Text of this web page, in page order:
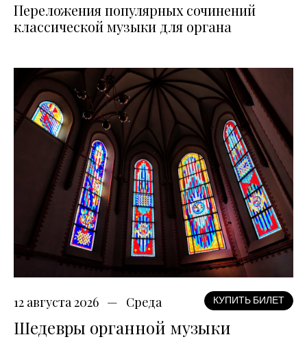
Переложения популярных сочинений
классической музыки для органа
12 августа 2026 Среда КУПИТЬ БИЛЕТ
Шедевры органной музыки